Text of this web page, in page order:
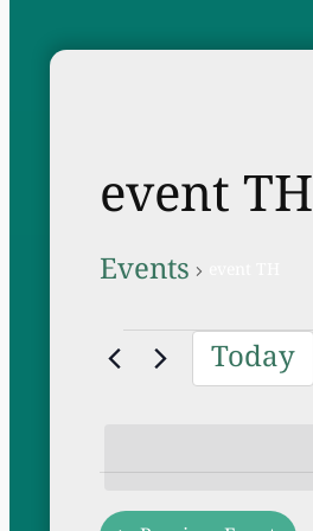
event TH
Events
EventsToday